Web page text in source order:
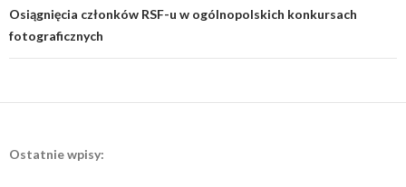
Osiągnięcia członków RSF-u w ogólnopolskich konkursach
fotograficznych
Ostatnie wpisy: